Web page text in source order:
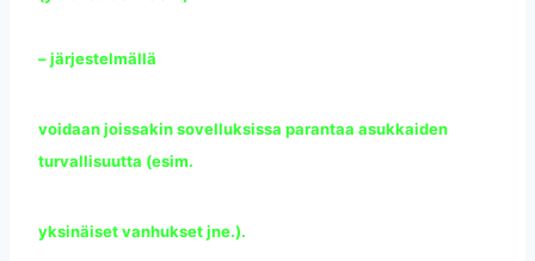
– järjestelmällä
voidaan joissakin sovelluksissa parantaa asukkaiden
turvallisuutta (esim.
yksinäiset vanhukset jne.).